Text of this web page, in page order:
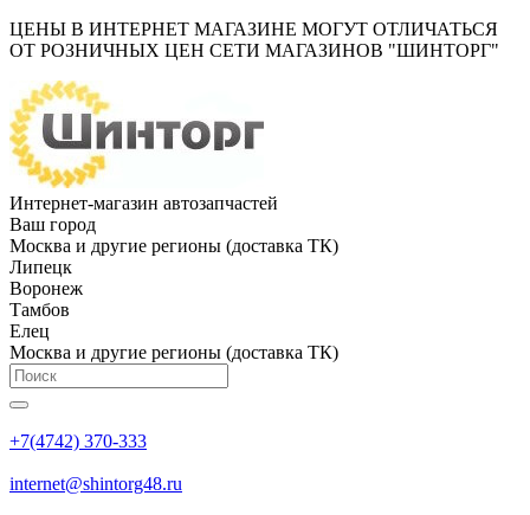
ЦЕНЫ В ИНТЕРНЕТ МАГАЗИНЕ МОГУТ ОТЛИЧАТЬСЯ
ОТ РОЗНИЧНЫХ ЦЕН СЕТИ МАГАЗИНОВ "ШИНТОРГ"
Интернет-магазин автозапчастей
Ваш город
Москва и другие регионы (доставка ТК)
Липецк
Воронеж
Тамбов
Елец
Москва и другие регионы (доставка ТК)
+7(4742) 370-333
internet@shintorg48.ru